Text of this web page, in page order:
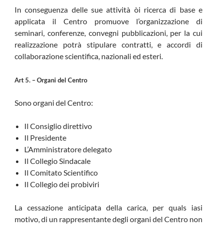
In conseguenza delle sue attività òi ricerca di base e
applicata il Centro promuove l’organizzazione di
seminari, conferenze, convegni pubblicazioni, per la cui
realizzazione potrà stipulare contratti, e accordi di
collaborazione scientifica, nazionali ed esteri.
Art 5. – Organi del Centro
Sono organi del Centro:
Il Consiglio direttivo
Il Presidente
L’Amministratore delegato
Il Collegio Sindacale
Il Comitato Scientifico
Il Collegio dei probiviri
La cessazione anticipata della carica, per quals iasi
motivo, di un rappresentante degli organi del Centro non